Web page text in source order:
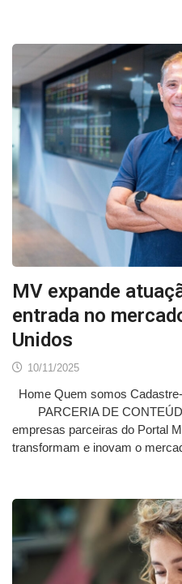
MV expande
entrada no
Unidos
10/11/2025
Home Quem somos
PARCERIA DE
empresas parceiras do Portal
transformam e inovam o